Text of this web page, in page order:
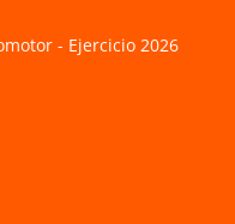
- Ejercicio 2026